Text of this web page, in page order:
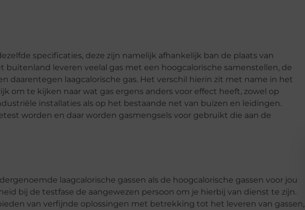
specificaties, deze zijn namelijk afhankelijk ban de plaats van
buitenland leveren veelal gas met een hoogcalorische samenstellen, de
daarentegen laagcalorische gas. Het verschil hierin zit met name in het
om te kijken naar wat gas ergens anders voor effect heeft, zowel op
installaties als op het bestaande net van buizen en leidingen.
worden en daar worden gasmengsels voor gebruikt die aan de
laagcalorische gassen als de hoogcalorische gassen voor jou
bij de testfase de aangewezen persoon om je hierbij van dienst te zijn.
van verfijnde oplossingen met betrekking tot het leveren van gassen,